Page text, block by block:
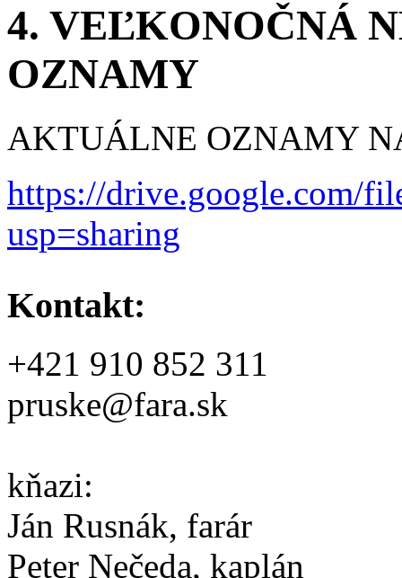
4. VEĽKONOČNÁ
OZNAMY
AKTUÁLNE OZNAMY
https://drive.google.com/
usp=sharing
Kontakt:
+421 910 852 311
pruske@fara.sk
kňazi:
Ján Rusnák, farár
Peter Nečeda, kaplán